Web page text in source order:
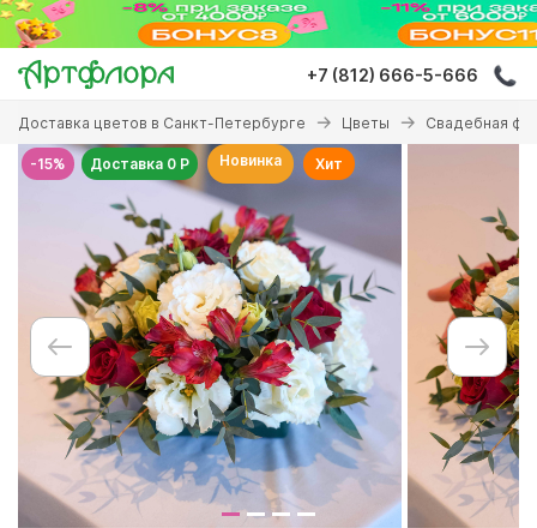
Перейти
основному
содержанию
+7 (812) 666-5-666
Вы
здесь
Доставка цветов в Санкт-Петербурге Цветы Свадебная
-15% Доставка 0 Р Новинка Хит